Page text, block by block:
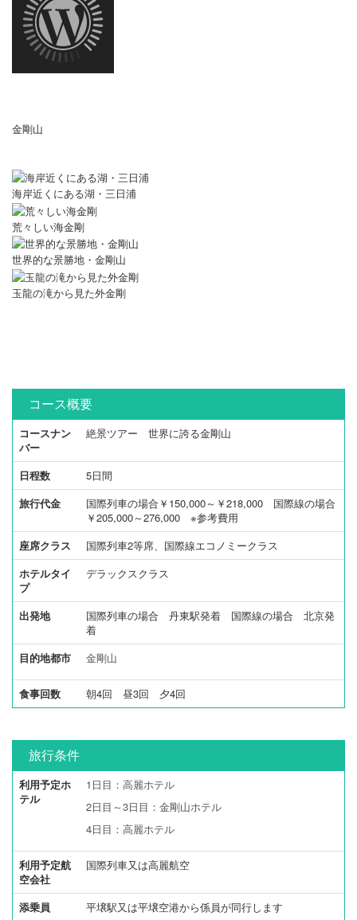
金剛山
海岸近くにある湖・三日浦
荒々しい海金剛
世界的な景勝地・金剛山
玉龍の滝から見た外金剛
コース概要
コースナン
バー
絶景ツアー 世界に誇る金剛山
日程数
5日間
旅行代金
国際列車の場合￥150,000～￥218,000 国際線の場合
￥205,000～276,000 ※参考費用
座席クラス
国際列車2等席、国際線エコノミークラス
ホテルタイ
プ
デラックスクラス
出発地
国際列車の場合 丹東駅発着 国際線の場合 北京発
着
目的地都市
金剛山
食事回数 朝4回 昼3回 夕4回
旅行条件
利用予定ホ
テル
1日目：高麗ホテル
2日目～3日目：金剛山ホテル
4日目：高麗ホテル
利用予定航
空会社
国際列車又は高麗航空
添乗員
平壌駅又は平壌空港から係員が同行します